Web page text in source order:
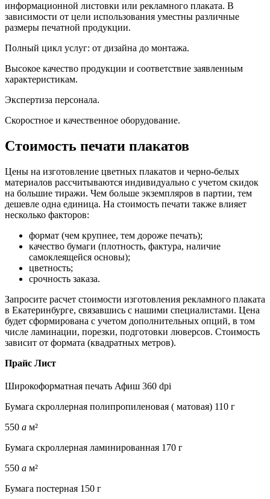
информационной листовки или рекламного плаката. В
зависимости от цели использования уместны различные
размеры печатной продукции.
Полный цикл услуг: от дизайна до монтажа.
Высокое качество продукции и соответствие заявленным
характеристикам.
Экспертиза персонала.
Скоростное и качественное оборудование.
Стоимость печати плакатов
Цены на изготовление цветных плакатов и черно-белых
материалов рассчитываются индивидуально с учетом скидок
на большие тиражи. Чем больше экземпляров в партии, тем
дешевле одна единица. На стоимость печати также влияет
несколько факторов:
формат (чем крупнее, тем дороже печать);
качество бумаги (плотность, фактура, наличие
самоклеящейся основы);
цветность;
срочность заказа.
Запросите расчет стоимости изготовления рекламного плаката
в Екатеринбурге, связавшись с нашими специалистами. Цена
будет сформирована с учетом дополнительных опций, в том
числе ламинации, порезки, подготовки люверсов. Стоимость
зависит от формата (квадратных метров).
Прайс Лист
Широкоформатная печать Афиш 360 dpi
Бумага скроллерная полипропиленовая ( матовая) 110 г
550 a м²
Бумага скроллерная ламинированная 170 г
550 a м²
Бумага постерная 150 г